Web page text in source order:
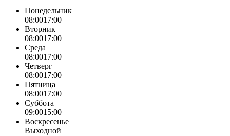
Понедельник
08:0017:00
Вторник
08:0017:00
Среда
08:0017:00
Четверг
08:0017:00
Пятница
08:0017:00
Суббота
09:0015:00
Воскресенье
Выходной